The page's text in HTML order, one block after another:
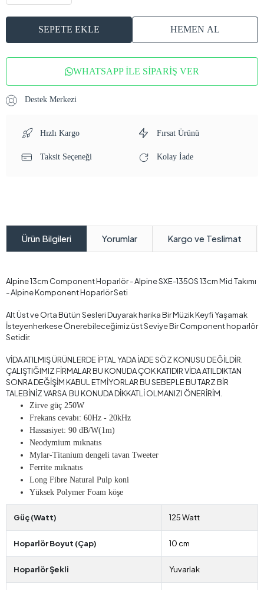
SEPETE EKLE HEMEN AL
WHATSAPP İLE SİPARİŞ VER
Destek Merkezi
Hızlı Kargo Fırsat Ürünü
Taksit Seçeneği Kolay İade
Ürün Bilgileri Yorumlar Kargo ve Teslimat
Alpine 13cm Component Hoparlör - Alpine SXE-1350S 13cm Mid Takımı
- Alpine Komponent Hoparlör Seti
Alt Üst ve Orta Bütün Sesleri Duyarak harika Bir Müzik Keyfi Yaşamak
İsteyenherkese Önerebileceğimiz üst Seviye Bir Component hoparlör
Setidir.
VİDA ATILMIŞ ÜRÜNLERDE İPTAL YADA İADE SÖZ KONUSU DEĞİLDİR.
ÇALIŞTIĞIMIZ FİRMALAR BU KONUDA ÇOK KATIDIR VİDA ATILDIKTAN
SONRA DEĞİŞİM KABUL ETMİYORLAR BU SEBEPLE BU TARZ BİR
TALEBİNİZ VARSA BU KONUDA DİKKATLİ OLMANIZI ÖNERİRİM.
Zirve güç 250W
Frekans cevabı: 60Hz - 20kHz
Hassasiyet: 90 dB/W(1m)
Neodymium mıknatıs
Mylar-Titanium dengeli tavan Tweeter
Ferrite mıknatıs
Long Fibre Natural Pulp koni
Yüksek Polymer Foam köşe
Güç (Watt) 125 Watt
Hoparlör Boyut (Çap) 10 cm
Hoparlör Şekli Yuvarlak